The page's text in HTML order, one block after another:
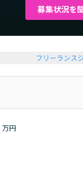
募集状況を
フリーランス
万円